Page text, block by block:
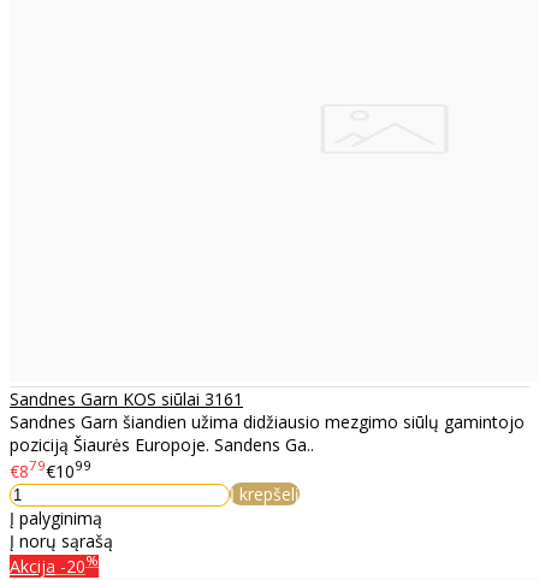
Sandnes Garn KOS siūlai 3161
Sandnes Garn šiandien užima didžiausio mezgimo siūlų gamintojo
poziciją Šiaurės Europoje. Sandens Ga..
€879€1099
Į krepšelį
Į palyginimą
Į norų sąrašą
Akcija -20%